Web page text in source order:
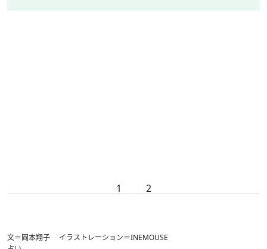
1 2
文＝岡本翔子 イラストレーション＝INEMOUSE